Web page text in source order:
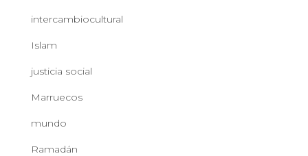
intercambiocultural
Islam
justicia social
Marruecos
mundo
Ramadán